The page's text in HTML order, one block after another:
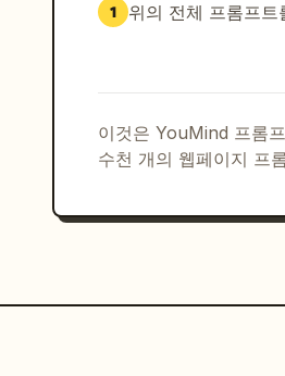
1 위의 전체 프롬프트
이것은 YouMind 프롬
수천 개의 웹페이지 프